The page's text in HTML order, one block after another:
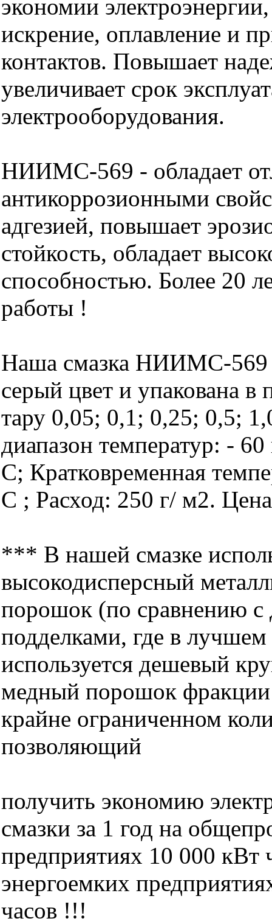
экономии
искрение, оплавление и
контактов. Повышает
увеличивает срок
электрооборудования.
НИИМС-569 - обладает
антикоррозионными
адгезией, повышает
стойкость, обладает
способностью. Более 20
работы !
Наша смазка НИИМС-569
серый цвет и упакована в
тару 0,05; 0,1; 0,25; 0,5;
диапазон температур: -
С; Кратковременная
С ; Расход: 250 г/ м2.
*** В нашей смазке
высокодисперсный
порошок (по сравнению
подделками, где в лучшем
используется дешевый
медный порошок
крайне ограниченном
позволяющий
получить экономию
смазки за 1 год на
предприятиях 10 000 кВт
энергоемких
часов !!!